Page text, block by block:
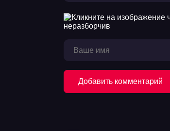
19
22Добавить комментарий